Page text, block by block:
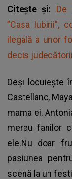
Citește și: De
”Casa Iubirii”,
ilegală a unor
decis
Deși locuiește
Castellano,
mama ei.
mereu fanilor
ele.Nu doar
pasiunea
scenă la un